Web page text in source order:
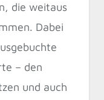
die weitaus
Dabei
– den
und auch